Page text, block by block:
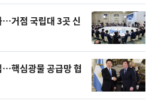
거점 국립대 3곳 신
…핵심광물 공급망 협